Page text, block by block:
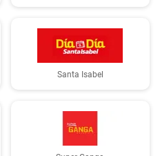
Santa Isabel